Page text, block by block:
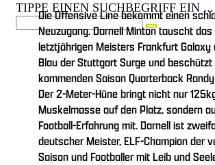
TIPPE EINEN SUCHBEGRIFF EIN ...
Die Offensive Line bekommt einen
Neuzugang. Darnell Minton tauscht
letztjährigen Meisters Frankfurt Galaxy
Blau der Stuttgart Surge und beschützt
kommenden Saison Quarterback
Der 2-Meter-Hüne bringt nicht nur
Muskelmasse auf den Platz, sondern
Football-Erfahrung mit. Darnell ist
deutscher Meister, ELF-Champion der
Saison und Footballer mit Leib und